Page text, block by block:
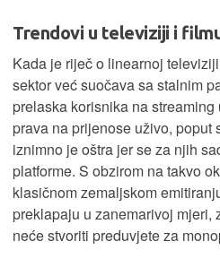
Trendovi u televiziji i
Kada je riječ o linearnoj
sektor već suočava sa stalnim
prelaska korisnika na
prava na prijenose uživo, poput
iznimno je oštra jer se za njih
platforme. S obzirom na takvo
klasičnom zemaljskom
preklapaju u zanemarivoj
neće stvoriti preduvjete za